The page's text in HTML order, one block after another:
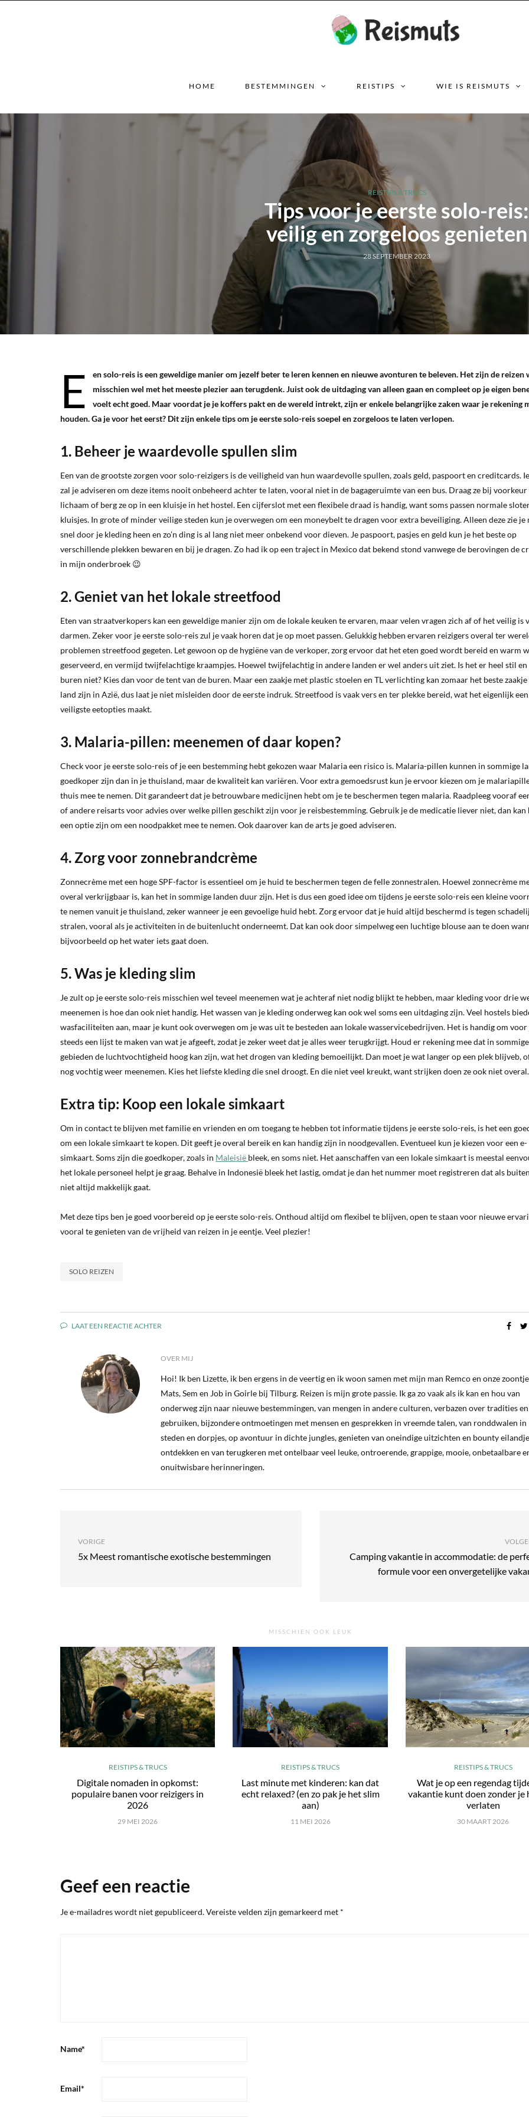
HOME BESTEMMINGEN REISTIPS WIE IS REISMUTS
REISTIPS & TRUCS
Tips voor je eerste solo-reis:
veilig en zorgeloos genieten
28 SEPTEMBER 2023
E
en solo-reis is een geweldige manier om jezelf beter te leren kennen en nieuwe avonturen te beleven. Het zijn de reizen
misschien wel met het meeste plezier aan terugdenk. Juist ook de uitdaging van alleen gaan en compleet op je eigen
voelt echt goed. Maar voordat je je koffers pakt en de wereld intrekt, zijn er enkele belangrijke zaken waar je rekening
houden. Ga je voor het eerst? Dit zijn enkele tips om je eerste solo-reis soepel en zorgeloos te laten verlopen.
1. Beheer je waardevolle spullen slim
Een van de grootste zorgen voor solo-reizigers is de veiligheid van hun waardevolle spullen, zoals geld, paspoort en creditcards.
zal je adviseren om deze items nooit onbeheerd achter te laten, vooral niet in de bagageruimte van een bus. Draag ze bij voorkeur
lichaam of berg ze op in een kluisje in het hostel. Een cijferslot met een flexibele draad is handig, want soms passen normale
kluisjes. In grote of minder veilige steden kun je overwegen om een moneybelt te dragen voor extra beveiliging. Alleen deze zie je
snel door je kleding heen en zo’n ding is al lang niet meer onbekend voor dieven. Je paspoort, pasjes en geld kun je het beste op
verschillende plekken bewaren en bij je dragen. Zo had ik op een traject in Mexico dat bekend stond vanwege de berovingen de
in mijn onderbroek 😉
2. Geniet van het lokale streetfood
Eten van straatverkopers kan een geweldige manier zijn om de lokale keuken te ervaren, maar velen vragen zich af of het veilig is
darmen. Zeker voor je eerste solo-reis zul je vaak horen dat je op moet passen. Gelukkig hebben ervaren reizigers overal ter
problemen streetfood gegeten. Let gewoon op de hygiëne van de verkoper, zorg ervoor dat het eten goed wordt bereid en warm
geserveerd, en vermijd twijfelachtige kraampjes. Hoewel twijfelachtig in andere landen er wel anders uit ziet. Is het er heel stil
buren niet? Kies dan voor de tent van de buren. Maar een zaakje met plastic stoelen en TL verlichting kan zomaar het beste
land zijn in Azië, dus laat je niet misleiden door de eerste indruk. Streetfood is vaak vers en ter plekke bereid, wat het eigenlijk
veiligste eetopties maakt.
3. Malaria-pillen: meenemen of daar kopen?
Check voor je eerste solo-reis of je een bestemming hebt gekozen waar Malaria een risico is. Malaria-pillen kunnen in sommige
goedkoper zijn dan in je thuisland, maar de kwaliteit kan variëren. Voor extra gemoedsrust kun je ervoor kiezen om je
thuis mee te nemen. Dit garandeert dat je betrouwbare medicijnen hebt om je te beschermen tegen malaria. Raadpleeg vooraf
of andere reisarts voor advies over welke pillen geschikt zijn voor je reisbestemming. Gebruik je de medicatie liever niet, dan kan
een optie zijn om een noodpakket mee te nemen. Ook daarover kan de arts je goed adviseren.
4. Zorg voor zonnebrandcrème
Zonnecrème met een hoge SPF-factor is essentieel om je huid te beschermen tegen de felle zonnestralen. Hoewel zonnecrème
overal verkrijgbaar is, kan het in sommige landen duur zijn. Het is dus een goed idee om tijdens je eerste solo-reis een kleine
te nemen vanuit je thuisland, zeker wanneer je een gevoelige huid hebt. Zorg ervoor dat je huid altijd beschermd is tegen
stralen, vooral als je activiteiten in de buitenlucht onderneemt. Dat kan ook door simpelweg een luchtige blouse aan te doen
bijvoorbeeld op het water iets gaat doen.
5. Was je kleding slim
Je zult op je eerste solo-reis misschien wel teveel meenemen wat je achteraf niet nodig blijkt te hebben, maar kleding voor drie
meenemen is hoe dan ook niet handig. Het wassen van je kleding onderweg kan ook wel soms een uitdaging zijn. Veel hostels
wasfaciliteiten aan, maar je kunt ook overwegen om je was uit te besteden aan lokale wasservicebedrijven. Het is handig om
steeds een lijst te maken van wat je afgeeft, zodat je zeker weet dat je alles weer terugkrijgt. Houd er rekening mee dat in sommige
gebieden de luchtvochtigheid hoog kan zijn, wat het drogen van kleding bemoeilijkt. Dan moet je wat langer op een plek blijveb,
nog vochtig weer meenemen. Kies het liefste kleding die snel droogt. En die niet veel kreukt, want strijken doen ze ook niet overal.
Extra tip: Koop een lokale simkaart
Om in contact te blijven met familie en vrienden en om toegang te hebben tot informatie tijdens je eerste solo-reis, is het een
om een lokale simkaart te kopen. Dit geeft je overal bereik en kan handig zijn in noodgevallen. Eventueel kun je kiezen voor een e-
simkaart. Soms zijn die goedkoper, zoals in Maleisië bleek, en soms niet. Het aanschaffen van een lokale simkaart is meestal
het lokale personeel helpt je graag. Behalve in Indonesië bleek het lastig, omdat je dan het nummer moet registreren dat als
niet altijd makkelijk gaat.
Met deze tips ben je goed voorbereid op je eerste solo-reis. Onthoud altijd om flexibel te blijven, open te staan voor nieuwe
vooral te genieten van de vrijheid van reizen in je eentje. Veel plezier!
SOLO REIZEN
LAAT EEN REACTIE ACHTER
OVER MIJ
Hoi! Ik ben Lizette, ik ben ergens in de veertig en ik woon samen met mijn man Remco en onze
Mats, Sem en Job in Goirle bij Tilburg. Reizen is mijn grote passie. Ik ga zo vaak als ik kan en hou van
onderweg zijn naar nieuwe bestemmingen, van mengen in andere culturen, verbazen over tradities en
gebruiken, bijzondere ontmoetingen met mensen en gesprekken in vreemde talen, van ronddwalen in
steden en dorpjes, op avontuur in dichte jungles, genieten van oneindige uitzichten en bounty
ontdekken en van terugkeren met ontelbaar veel leuke, ontroerende, grappige, mooie, onbetaalbare
onuitwisbare herinneringen.
VORIGE
5x Meest romantische exotische bestemmingen
Camping vakantie in accommodatie: de
formule voor een onvergetelijke
MISSCHIEN OOK LEUK
REISTIPS & TRUCS
Digitale nomaden in opkomst:
populaire banen voor reizigers in
2026
29 MEI 2026
REISTIPS & TRUCS
Last minute met kinderen: kan dat
echt relaxed? (en zo pak je het slim
aan)
11 MEI 2026
REISTIPS & TRUCS
Wat je op een regendag
vakantie kunt doen zonder je
verlaten
30 MAART 2026
Geef een reactie
Je e-mailadres wordt niet gepubliceerd.Vereiste velden zijn gemarkeerd met *
Name*
Email*